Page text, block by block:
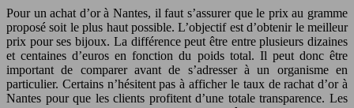
Pour un achat d’or à Nantes, il faut s’assurer que le prix au gramme
proposé soit le plus haut possible. L’objectif est d’obtenir le meilleur
prix pour ses bijoux. La différence peut être entre plusieurs dizaines
et centaines d’euros en fonction du poids total. Il peut donc être
important de comparer avant de s’adresser à un organisme en
particulier. Certains n’hésitent pas à afficher le taux de rachat d’or à
Nantes pour que les clients profitent d’une totale transparence. Les